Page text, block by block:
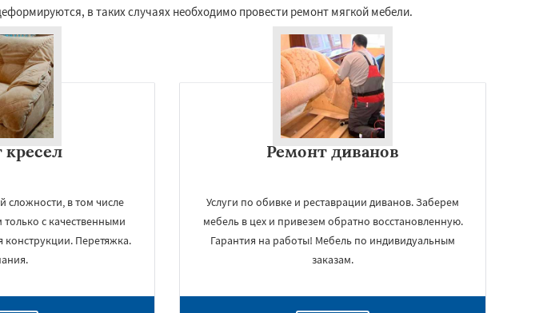
в таких случаях необходимо провести ремонт мягкой мебели.
в том числе
с качественными
Перетяжка.
Ремонт диванов
Услуги по обивке и реставрации диванов. Заберем
мебель в цех и привезем обратно восстановленную.
Гарантия на работы! Мебель по индивидуальным
заказам.